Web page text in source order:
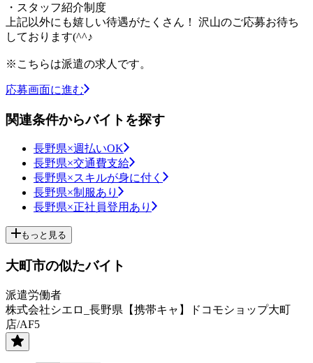
・スタッフ紹介制度
上記以外にも嬉しい待遇がたくさん！ 沢山のご応募お待ち
しております(^^♪
※こちらは派遣の求人です。
応募画面に進む
関連条件からバイトを探す
長野県×週払いOK
長野県×交通費支給
長野県×スキルが身に付く
長野県×制服あり
長野県×正社員登用あり
もっと見る
大町市の似たバイト
派遣労働者
株式会社シエロ_長野県【携帯キャ】ドコモショップ大町
店/AF5